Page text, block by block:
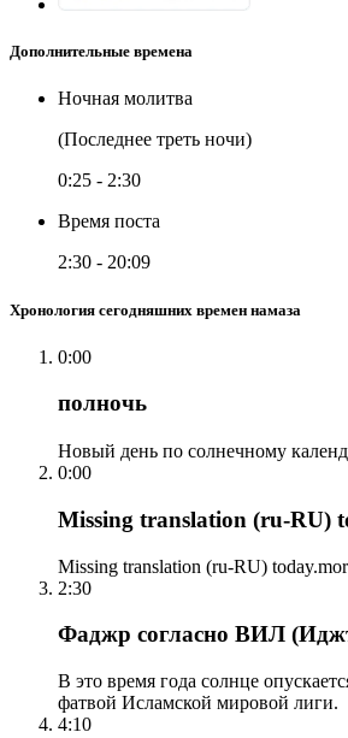
Дополнительные времена
Ночная молитва
(Последнее треть ночи)
0:25 - 2:30
Время поста
2:30 - 20:09
Хронология сегодняшних времен намаза
0:00
полночь
0:00
Missing translation (ru-RU)
Missing translation (ru-RU)
2:30
Фаджр согласно ВИЛ
В это время года солнце
фатвой Исламской мировой лиги.
4:10